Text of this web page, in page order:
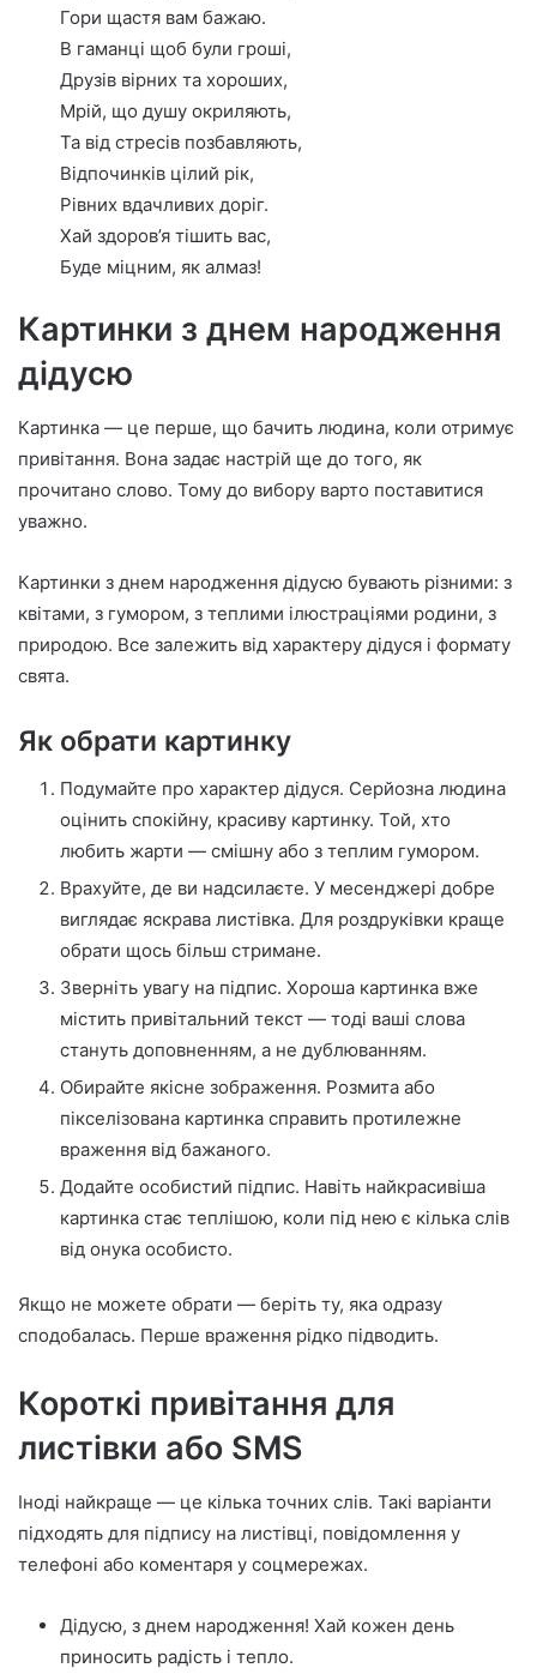
Гори щастя вам бажаю.
В гаманці щоб були гроші,
Друзів вірних та хороших,
Мрій, що душу окриляють,
Та від стресів позбавляють,
Відпочинків цілий рік,
Рівних вдачливих доріг.
Хай здоров’я тішить вас,
Буде міцним, як алмаз!
Картинки з днем народження
дідусю
Картинка — це перше, що бачить людина, коли отримує
привітання. Вона задає настрій ще до того, як
прочитано слово. Тому до вибору варто поставитися
уважно.
Картинки з днем народження дідусю бувають різними: з
квітами, з гумором, з теплими ілюстраціями родини, з
природою. Все залежить від характеру дідуся і формату
свята.
Як обрати картинку
Подумайте про характер дідуся. Серйозна людина
оцінить спокійну, красиву картинку. Той, хто
любить жарти — смішну або з теплим гумором.
Врахуйте, де ви надсилаєте. У месенджері добре
виглядає яскрава листівка. Для роздруківки краще
обрати щось більш стримане.
Зверніть увагу на підпис. Хороша картинка вже
містить привітальний текст — тоді ваші слова
стануть доповненням, а не дублюванням.
Обирайте якісне зображення. Розмита або
пікселізована картинка справить протилежне
враження від бажаного.
Додайте особистий підпис. Навіть найкрасивіша
картинка стає теплішою, коли під нею є кілька слів
від онука особисто.
Якщо не можете обрати — беріть ту, яка одразу
сподобалась. Перше враження рідко підводить.
Короткі привітання для
листівки або SMS
Іноді найкраще — це кілька точних слів. Такі варіанти
підходять для підпису на листівці, повідомлення у
телефоні або коментаря у соцмережах.
Дідусю, з днем народження! Хай кожен день
приносить радість і тепло.